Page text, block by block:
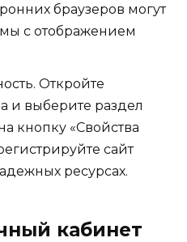
браузеров могут
с отображением
Откройте
и выберите раздел
кнопку «Свойства
сайт
ресурсах.
кабинет